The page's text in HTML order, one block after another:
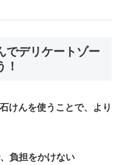
でデリケートゾー
けんを使うことで、より
負担をかけない